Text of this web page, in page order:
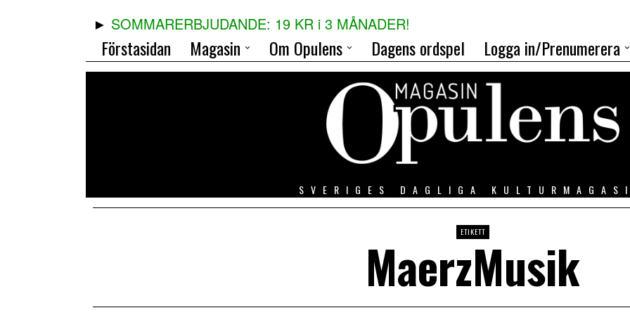
SOMMARERBJUDANDE: 19 KR i 3 MÅNADER!
Förstasidan Magasin Om Opulens Dagens ordspel Logga in/Prenumerera
SVERIGES DAGLIGA
ETIKETT
MaerzMusik